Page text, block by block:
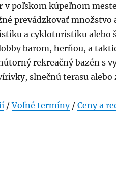
v poľskom kúpeľnom meste
prevádzkovať množstvo
a cykloturistiku alebo
barom, herňou, a
rekreačný bazén s
slnečnú terasu alebo
/Voľné termíny/ Ceny a